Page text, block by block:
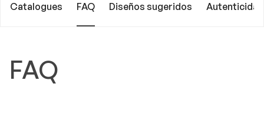
Catalogues FAQ Diseños sugeridos Autenticidad
FAQ